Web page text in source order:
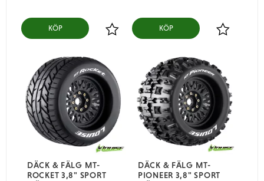
Lägg till i favoriter
KÖP
Lägg till i
KÖP
DÄCK & FÄLG MT-
ROCKET 3,8" SPORT
DÄCK & FÄLG MT-
PIONEER 3,8" SPORT